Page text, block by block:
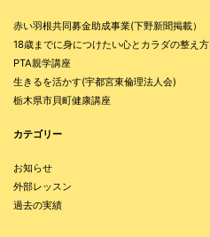
赤い羽根共同募金助成事業(下野新聞掲載）
18歳までに身につけたい心とカラダの整え方
PTA親学講座
生きるを活かす(宇都宮東倫理法人会)
栃木県市貝町健康講座
カテゴリー
お知らせ
外部レッスン
過去の実績